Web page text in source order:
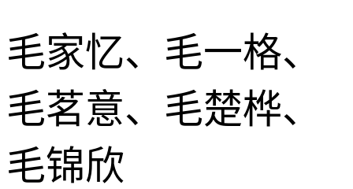
毛家忆、毛一格、
毛茗意、毛楚桦、
毛锦欣